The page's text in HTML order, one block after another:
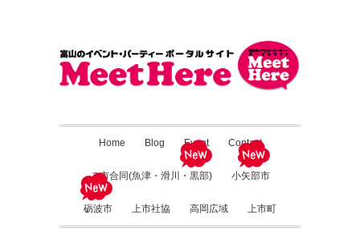
Home Blog Event Contact
３市合同(魚津・滑川・黒部) 小矢部市
砺波市 上市社協 高岡広域 上市町